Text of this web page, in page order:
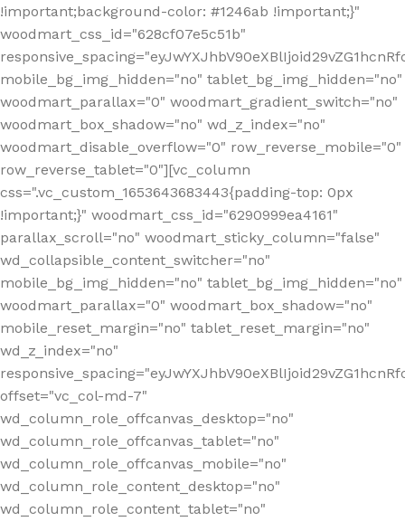
!important;background-color: #1246ab !important;}"
woodmart_css_id="628cf07e5c51b"
mobile_bg_img_hidden="no" tablet_bg_img_hidden="no"
woodmart_parallax="0" woodmart_gradient_switch="no"
woodmart_box_shadow="no" wd_z_index="no"
woodmart_disable_overflow="0" row_reverse_mobile="0"
row_reverse_tablet="0"][vc_column
css=".vc_custom_1653643683443{padding-top: 0px
!important;}" woodmart_css_id="6290999ea4161"
parallax_scroll="no" woodmart_sticky_column="false"
wd_collapsible_content_switcher="no"
mobile_bg_img_hidden="no" tablet_bg_img_hidden="no"
woodmart_parallax="0" woodmart_box_shadow="no"
mobile_reset_margin="no" tablet_reset_margin="no"
wd_z_index="no"
offset="vc_col-md-7"
wd_column_role_offcanvas_desktop="no"
wd_column_role_offcanvas_tablet="no"
wd_column_role_offcanvas_mobile="no"
wd_column_role_content_desktop="no"
wd_column_role_content_tablet="no"